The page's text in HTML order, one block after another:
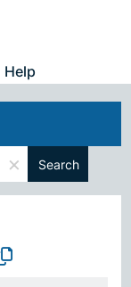
Help
× Search